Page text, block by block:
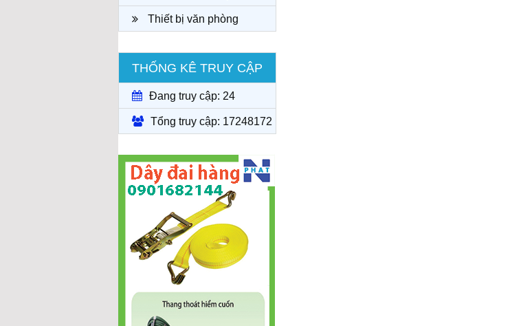
Thiết bị văn phòng
THỐNG KÊ TRUY CẬP
Đang truy cập: 24
Tổng truy cập: 17248172